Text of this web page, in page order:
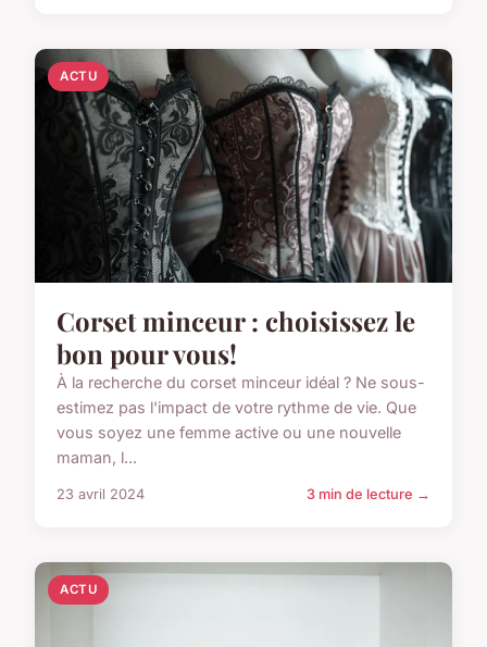
ACTU
Corset minceur : choisissez le
bon pour vous!
À la recherche du corset minceur idéal ? Ne sous-
estimez pas l'impact de votre rythme de vie. Que
vous soyez une femme active ou une nouvelle
maman, l...
23 avril 2024 3 min de lecture →
ACTU